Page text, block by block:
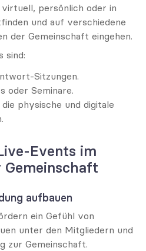
persönlich oder in
und auf verschiedene
der Gemeinschaft eingehen.
sind:
Sitzungen.
oder Seminare.
physische und digitale
Events im
Gemeinschaft
aufbauen
ein Gefühl von
unter den Mitgliedern und
zur Gemeinschaft.